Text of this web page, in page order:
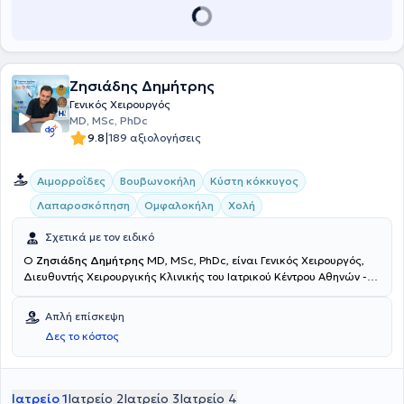
Ζησιάδης Δημήτρης
Γενικός Χειρουργός
MD, MSc, PhDc
9.8|189 αξιολογήσεις
Αιμορροΐδες Βουβωνοκήλη
Κύστη κόκκυγος
Λαπαροσκόπηση
Ομφαλοκήλη Χολή
Σχετικά με τον ειδικό
Ο Ζησιάδης Δημήτρης MD, MSc, PhDc, είναι Γενικός Χειρουργός,
Διευθυντής Χειρουργικής Κλινικής του Ιατρικού Κέντρου Αθηνών -
Ψυχικό. Είναι υποψήφιος Διδάκτωρ της Ιατρικής Σχολής του
Εθνικού και Καποδιστριακού Πανεπιστημίου Αθηνών και με
μεταπτυχιακό στην Βιοηθική από την Ιατρική Σχολή του
Δημοκρίτειου Πανεπιστημίου Θράκης. Παράλληλα, αξίζει να
το Πανεπιστήμιο της Γαλλίας, στο Στρασβούργο στην
Απλή επίσκεψη
Δες το κόστος
Ιατρείο 1Ιατρείο 2Ιατρείο 3Ιατρείο 4